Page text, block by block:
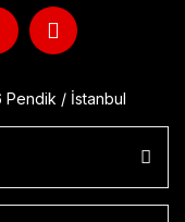
Pendik / İstanbul